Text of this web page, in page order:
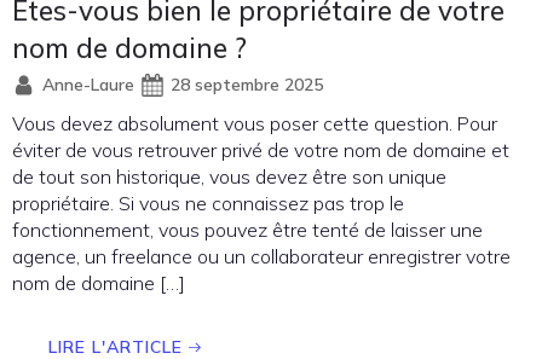
Etes-vous bien le propriétaire de votre
nom de domaine ?
Anne-Laure 28 septembre 2025
Vous devez absolument vous poser cette question. Pour
éviter de vous retrouver privé de votre nom de domaine et
de tout son historique, vous devez être son unique
propriétaire. Si vous ne connaissez pas trop le
fonctionnement, vous pouvez être tenté de laisser une
agence, un freelance ou un collaborateur enregistrer votre
nom de domaine […]
LIRE L'ARTICLE